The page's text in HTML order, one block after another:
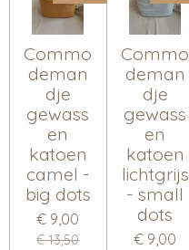
Commo
deman
dje
gewass
en
katoen
camel -
big dots
€ 9,00
€ 13,50
Commo
deman
dje
gewass
en
katoen
lichtgrijs
- small
dots
€ 9,00